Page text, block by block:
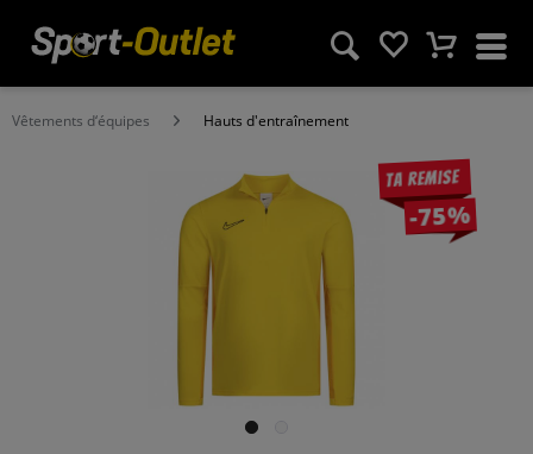
Vêtements d‘équipes Hauts d'entraînement
Ta remise
-75%